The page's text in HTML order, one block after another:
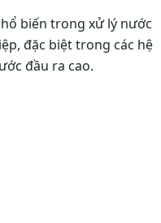
biến trong xử lý nước
đặc biệt trong các hệ
đầu ra cao.